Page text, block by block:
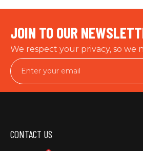
JOIN TO OUR
We respect your privacy, so we
CONTACT US